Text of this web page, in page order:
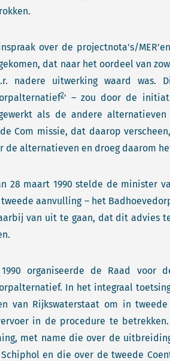
over de projectnota's/
dat naar het oordeel van
nadere uitwerking waard was.
2' – zou door de
als de andere
Com missie, dat daarop
de alternatieven en droeg daarom
28 maart 1990 stelde de minister
aanvulling – het
van uit te gaan, dat dit advies
organiseerde de Raad voor
In het integraal
van Rijkswaterstaat om in
in de procedure te
met name die over de
en die over de tweede